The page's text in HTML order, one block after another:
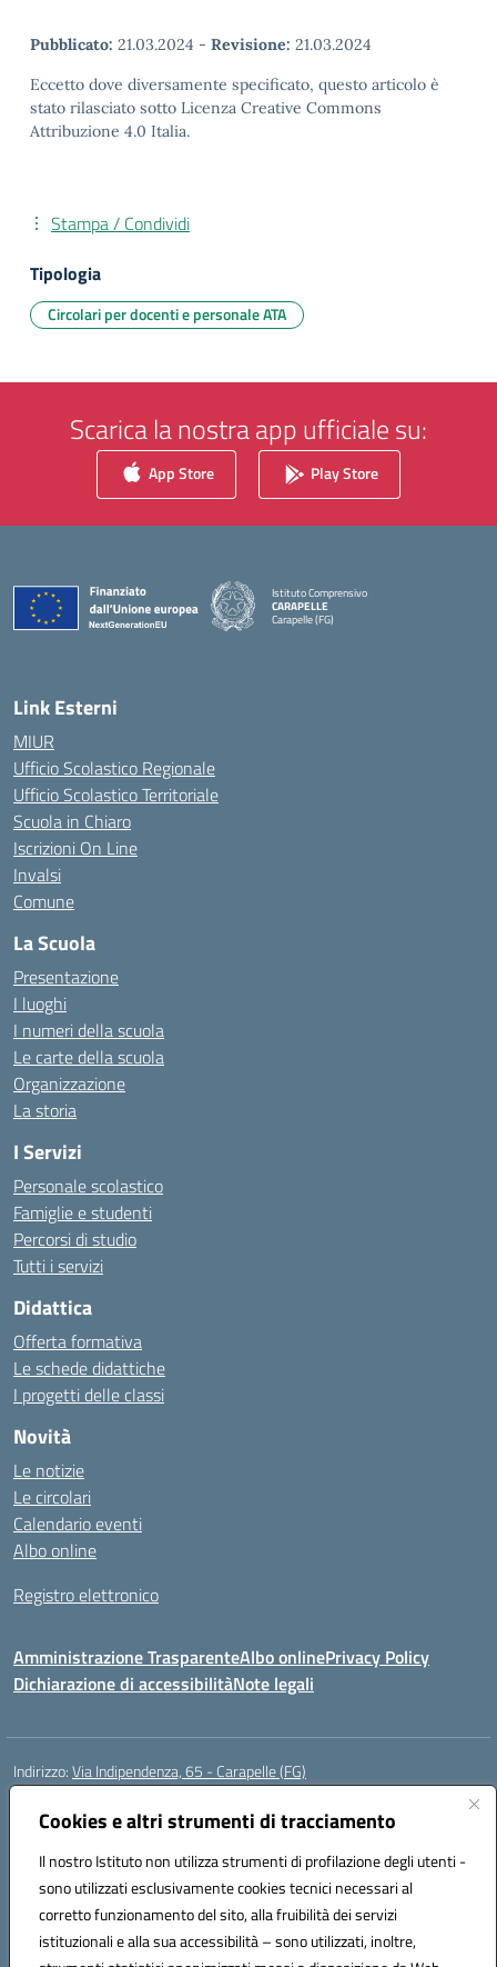
Cookies e altri strumenti di tracciamento
Il nostro Istituto non utilizza strumenti di profilazione degli utenti -
sono utilizzati esclusivamente cookies tecnici necessari al
corretto funzionamento del sito, alla fruibilità dei servizi
istituzionali e alla sua accessibilità – sono utilizzati, inoltre,
Pubblicato: 21.03.2024 - Revisione: 21.03.2024
Eccetto dove diversamente specificato, questo articolo è
stato rilasciato sotto Licenza Creative Commons
Attribuzione 4.0 Italia.
Stampa / Condividi
Tipologia
Circolari per docenti e personale ATA
Scarica la nostra app ufficiale su:
App Store Play Store
Istituto Comprensivo
CARAPELLE
Carapelle (FG)
— Visita la pagina iniziale della scuola
Link Esterni
MIUR
Ufficio Scolastico Regionale
Ufficio Scolastico Territoriale
Scuola in Chiaro
Iscrizioni On Line
Invalsi
Comune
La Scuola
Presentazione
I luoghi
I numeri della scuola
Le carte della scuola
Organizzazione
La storia
I Servizi
Personale scolastico
Famiglie e studenti
Percorsi di studio
Tutti i servizi
Didattica
Offerta formativa
Le schede didattiche
I progetti delle classi
Novità
Le notizie
Le circolari
Calendario eventi
Albo online
Registro elettronico
Amministrazione TrasparenteAlbo onlinePrivacy Policy
Dichiarazione di accessibilitàNote legali
Indirizzo:Via Indipendenza, 65 - Carapelle (FG)
Centralino:
Posta elettronica certificata (PEC):fgic822001@pec.istruzione.it
Codice fiscale: 90015720718
Codice meccanografico:FGIC822001
Codice Indice delle Pubbliche Amministrazioni (IPA): istsc_fgic822001
Codice unico di fatturazione (CUF): UFSLF2